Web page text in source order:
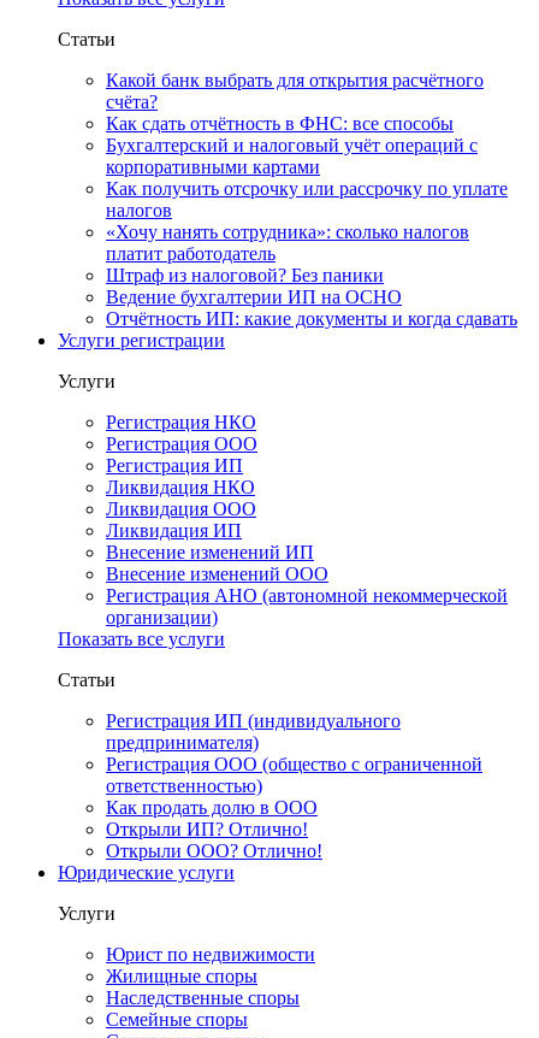
Статьи
Какой банк выбрать для открытия расчётного
счёта?
Как сдать отчётность в ФНС: все способы
Бухгалтерский и налоговый учёт операций с
корпоративными картами
Как получить отсрочку или рассрочку по уплате
налогов
«Хочу нанять сотрудника»: сколько налогов
платит работодатель
Штраф из налоговой? Без паники
Ведение бухгалтерии ИП на ОСНО
Отчётность ИП: какие документы и когда сдавать
Услуги регистрации
Услуги
Регистрация НКО
Регистрация ООО
Регистрация ИП
Ликвидация НКО
Ликвидация ООО
Ликвидация ИП
Внесение изменений ИП
Внесение изменений ООО
Регистрация АНО (автономной некоммерческой
организации)
Показать все услуги
Статьи
Регистрация ИП (индивидуального
предпринимателя)
Регистрация ООО (общество с ограниченной
ответственностью)
Как продать долю в ООО
Открыли ИП? Отлично!
Открыли ООО? Отлично!
Юридические услуги
Услуги
Юрист по недвижимости
Жилищные споры
Наследственные споры
Семейные споры